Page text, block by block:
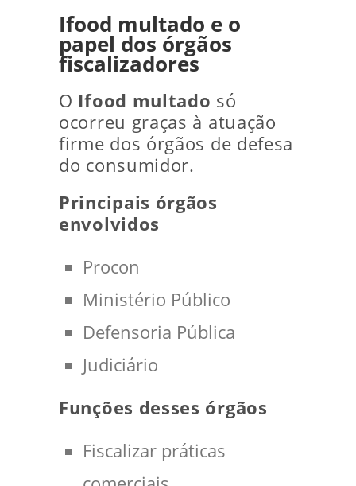
Ifood multado e o
papel dos órgãos
fiscalizadores
O Ifood multado só
ocorreu graças à atuação
firme dos órgãos de defesa
do consumidor.
Principais órgãos
envolvidos
Procon
Ministério Público
Defensoria Pública
Judiciário
Funções desses órgãos
Fiscalizar práticas